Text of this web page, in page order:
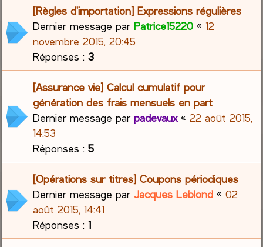
[Règles d'importation] Expressions régulières
Dernier message parPatrice15220 « 12
novembre 2015, 20:45
Réponses :3
[Assurance vie] Calcul cumulatif pour
génération des frais mensuels en part
Dernier message parpadevaux«22 août 2015,
14:53
Réponses :5
[Opérations sur titres] Coupons périodiques
Dernier message parJacques Leblond «02
août 2015, 14:41
Réponses :1